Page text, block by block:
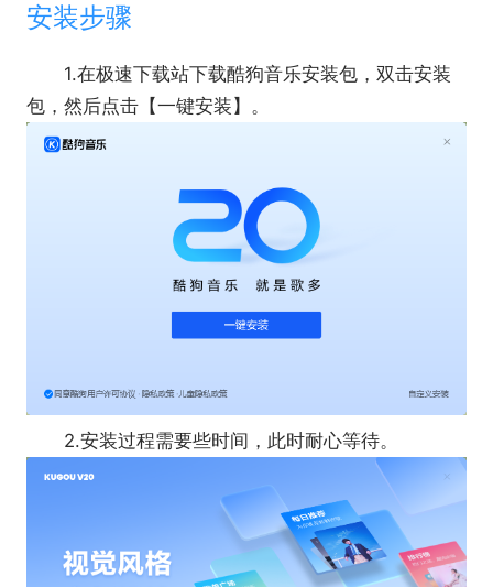
拥有海量屏保，电脑长时间未操作时，启动屏
保，保护隐私的同时也更美观。
安装步骤
1.在极速下载站下载酷狗音乐安装包，双击安装
包，然后点击【一键安装】。
2.安装过程需要些时间，此时耐心等待。